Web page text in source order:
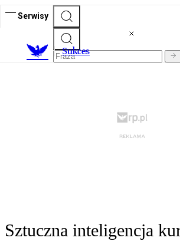
Serwisy
Sukces
Sztuczna inteligencja